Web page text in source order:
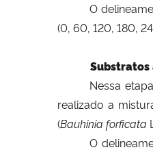
O
(0, 60, 120, 180,
Nessa
realizado a
(Bauhinia forficata
O